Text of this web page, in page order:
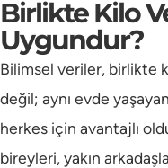
Birlikte Kilo
Uygundur?
Bilimsel veriler, birlikte
değil; aynı evde
herkes için avantajlı
bireyleri, yakın